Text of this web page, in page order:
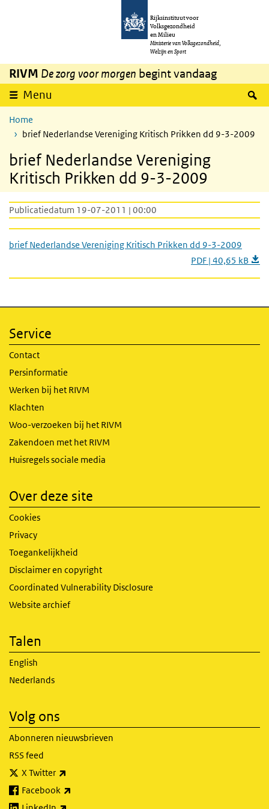
Overslaan en naar de inhoud gaan
Rijksinstituut voor
Volksgezondheid
en Milieu
Ministerie van Volksgezondheid,
Welzijn en Sport
RIVM De zorg voor morgen begint vandaag
Menu
Home
brief Nederlandse Vereniging Kritisch Prikken dd 9-3-2009
brief Nederlandse Vereniging
Kritisch Prikken dd 9-3-2009
Publicatiedatum 19-07-2011 | 00:00
brief Nederlandse Vereniging Kritisch Prikken dd 9-3-2009
PDF | 40,65 kB
Service
Contact
Persinformatie
Werken bij het RIVM
Klachten
Woo-verzoeken bij het RIVM
Zakendoen met het RIVM
Huisregels sociale media
Over deze site
Cookies
Privacy
Toegankelijkheid
Disclaimer en copyright
Coordinated Vulnerability Disclosure
Website archief
Talen
English
Nederlands
Volg ons
Abonneren nieuwsbrieven
RSS feed
X Twitter
Facebook